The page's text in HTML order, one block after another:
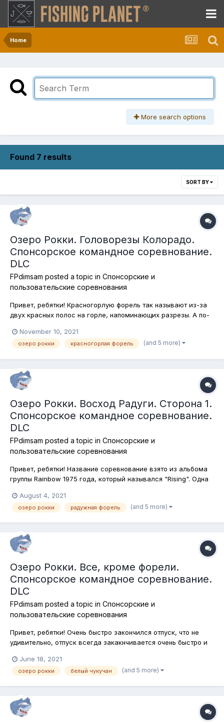
Home
More search options
Found 7 results
SORT BY
Озеро Рокки. Головорезы Колорадо.
Спонсорское командное соревнование.
DLC
FPdimsam posted a topic in Спонсорские и
пользовательские соревнования
Привет, ребятки! Красногорлую форель так называют из-за
двух красных полос на горле, напоминающих разрезы. А по-
головорез" (cutthroat trout). Сегодня отправляемся на озеро
Рокки в штат Колорадо, где и будем ловить красногорлую
November 10, 2021
озеро рокки красногорлая форель (and 5 more)
Озеро Рокки. Восход Радуги. Сторона 1.
Спонсорское командное соревнование.
DLC
FPdimsam posted a topic in Спонсорские и
пользовательские соревнования
Привет, ребятки! Название соревнование взято из альбома
группы Rainbow 1975 года, который назывался "Rising". Одна
догадаться, что речь пойдёт о радужной форели, которую мы
будем ловить на озере Рокки в штате Колорадо. Ловить
August 4, 2021
озеро рокки радужная форель (and 5 more)
Озеро Рокки. Все, кроме форели.
Спонсорское командное соревнование.
DLC
FPdimsam posted a topic in Спонсорские и
пользовательские соревнования
Привет, ребятки! Очень быстро закончился отпуск, что не
удивительно, отпуск всегда закакнчивается очень быстро и
развлечениям в самом лучшем рыболовном симуляторе
Fishing Planet! Сегодня мы отправляемся в штат Колорадо, на
June 18, 2021
озеро рокки белый чукучан (and 5 more)